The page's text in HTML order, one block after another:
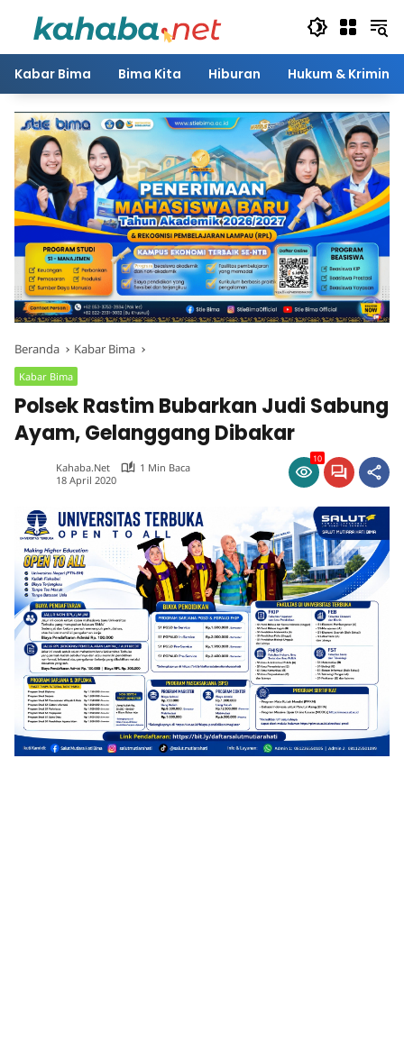
Kabar Bima Bima Kita Hiburan Hukum & Kriminal
Beranda Kabar Bima
Kabar Bima
Polsek Rastim Bubarkan Judi Sabung
Ayam, Gelanggang Dibakar
Kahaba.net
1 Min Baca
18 April 2020
10